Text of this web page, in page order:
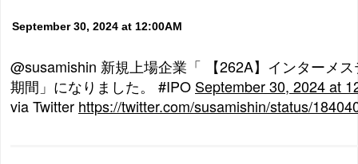
September 30, 2024 at 12:00AM
@susamishin 新規上場企業「 【262A】インターメ
期間」になりました。 #IPO September 30, 2024 at
via Twitter https://twitter.com/susamishin/status/